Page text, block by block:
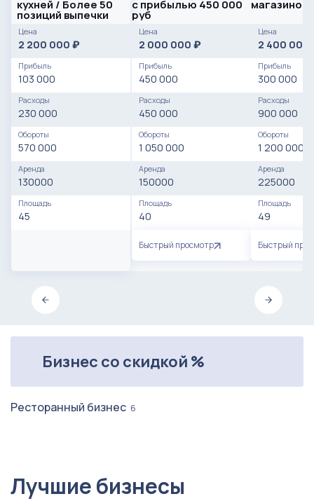
кухней / Более 50
позиций выпечки
Цена
2 200 000 ₽
Прибыль
103 000
Расходы
230 000
Обороты
570 000
Аренда
130000
Площадь
45
с прибылью 450 000
руб
Цена
2 000 000 ₽
Прибыль
450 000
Расходы
450 000
Обороты
1 050 000
Аренда
150000
Площадь
40
Быстрый просмотр
магазином
Цена
2 400 000
Прибыль
300 000
Расходы
900 000
Обороты
1 200 000
Аренда
225000
Площадь
49
Быстрый
Бизнес со скидкой %
Ресторанный бизнес 6
Лучшие бизнесы